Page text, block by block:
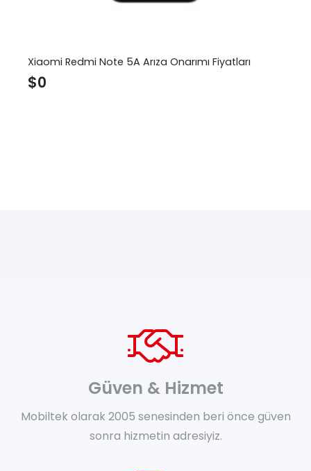
Xiaomi Redmi Note 5A Arıza Onarımı Fiyatları
$0
Güven & Hizmet
Mobiltek olarak 2005 senesinden beri önce güven
sonra hizmetin adresiyiz.